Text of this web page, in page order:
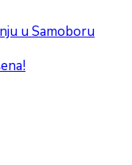
u Samoboru